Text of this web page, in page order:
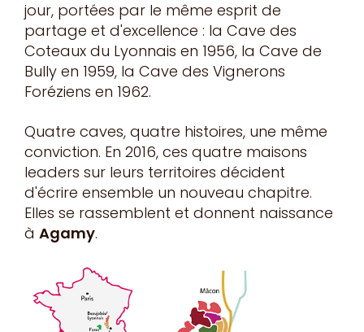
jour, portées par le même esprit de
partage et d'excellence : la Cave des
Coteaux du Lyonnais en 1956, la Cave de
Bully en 1959, la Cave des Vignerons
Foréziens en 1962.
Quatre caves, quatre histoires, une même
conviction. En 2016, ces quatre maisons
leaders sur leurs territoires décident
d'écrire ensemble un nouveau chapitre.
Elles se rassemblent et donnent naissance
à Agamy.